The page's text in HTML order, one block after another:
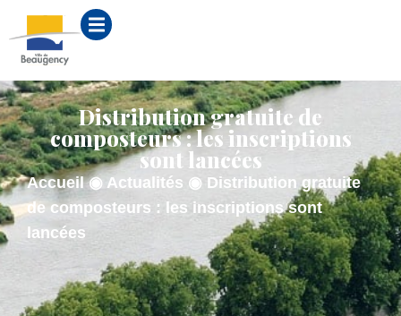
principal
Distribution gratuite de
composteurs : les inscriptions
sont lancées
Accueil◉ Actualités ◉ Distribution gratuite
de composteurs : les inscriptions sont
lancées